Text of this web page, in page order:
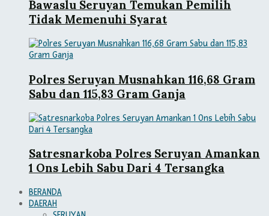
Bawaslu Seruyan Temukan Pemilih
Tidak Memenuhi Syarat
Polres Seruyan Musnahkan 116,68 Gram
Sabu dan 115,83 Gram Ganja
Satresnarkoba Polres Seruyan Amankan
1 Ons Lebih Sabu Dari 4 Tersangka
BERANDA
DAERAH